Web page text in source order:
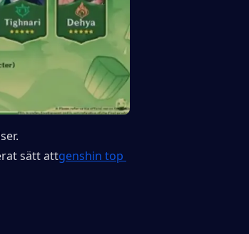
sätt attgenshin top